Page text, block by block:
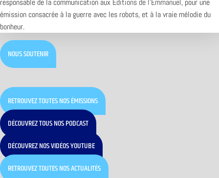
responsable de la communication aux Éditions de l’Emmanuel, pour une
émission consacrée à la guerre avec les robots, et à la vraie mélodie du
bonheur.
NOUS SOUTENIR
RETROUVEZ TOUTES NOS ÉMISSIONS
DÉCOUVREZ TOUS NOS PODCAST
DÉCOUVREZ NOS VIDÉOS YOUTUBE
RETROUVEZ TOUTES NOS ACTUALITÉS